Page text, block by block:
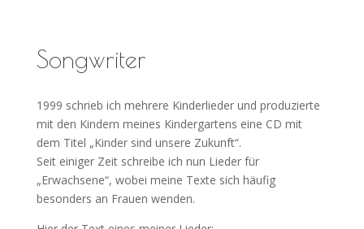
Songwriter
1999 schrieb ich mehrere Kinderlieder und produzierte
mit den Kindern meines Kindergartens eine CD mit
dem Titel „Kinder sind unsere Zukunft“.
Seit einiger Zeit schreibe ich nun Lieder für
„Erwachsene“, wobei meine Texte sich häufig
besonders an Frauen wenden.